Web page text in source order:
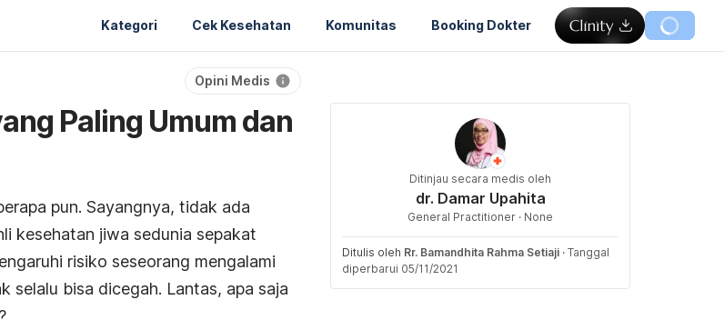
Kategori Cek Kesehatan Komunitas Booking Dokter
Opini Medis
Paling Umum dan
pun. Sayangnya, tidak ada
kesehatan jiwa sedunia sepakat
risiko seseorang mengalami
selalu bisa dicegah. Lantas, apa saja
Ditinjau secara medis oleh
dr. Damar Upahita
General Practitioner · None
Ditulis oleh Rr. Bamandhita Rahma Setiaji · Tanggal
diperbarui 05/11/2021